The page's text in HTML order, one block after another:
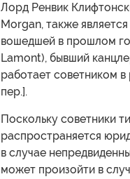
Лорд Ренвик
Morgan, также
вошедшей в прошлом
Lamont), бывший
работает советником
пер.].
Поскольку советники
распространяется
в случае
может произойти в